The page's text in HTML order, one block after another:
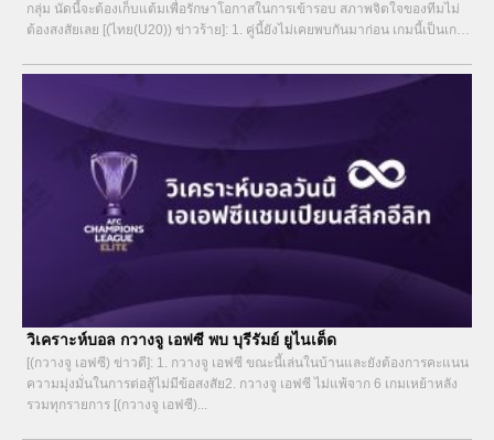
กลุ่ม นัดนี้จะต้องเก็บแต้มเพื่อรักษาโอกาสในการเข้ารอบ สภาพจิตใจของทีมไม่
ต้องสงสัยเลย [(ไทย(U20)) ข่าวร้าย]: 1. คู่นี้ยังไม่เคยพบกันมาก่อน เกมนี้เป็นเกม
วิเคราะห์บอล กวางจู เอฟซี พบ บุรีรัมย์ ยูไนเต็ด
[(กวางจู เอฟซี) ข่าวดี]: 1. กวางจู เอฟซี ขณะนี้เล่นในบ้านและยังต้องการคะแนน
ความมุ่งมั่นในการต่อสู้ไม่มีข้อสงสัย2. กวางจู เอฟซี ไม่แพ้จาก 6 เกมเหย้าหลัง
รวมทุกรายการ [(กวางจู เอฟซี)...